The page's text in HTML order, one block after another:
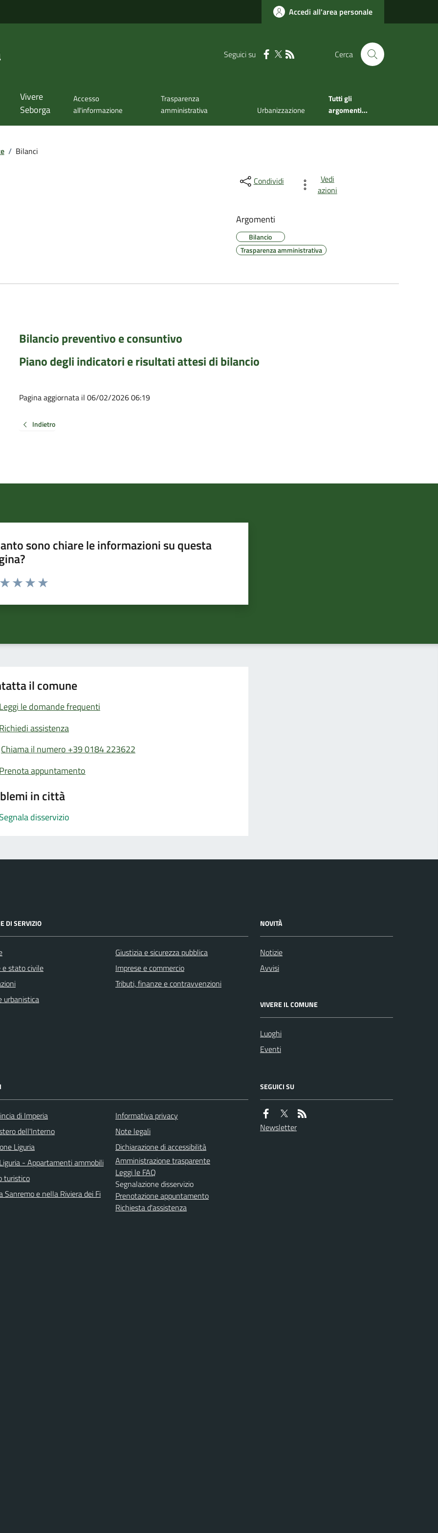
Accedi all'area personale
Seguici su Cerca
Vivere
Seborga
Accesso
all'informazione
Trasparenza
amministrativa
Urbanizzazione
Tutti gli
argomenti...
/ Bilanci
Condividi
Vedi
azioni
Argomenti
Bilancio
Trasparenza amministrativa
Bilancio preventivo e consuntivo
Piano degli indicatori e risultati attesi di bilancio
Pagina aggiornata il 06/02/2026 06:19
Indietro
sono chiare le informazioni su questa
da 1 a 5 stelle la pagina
il comune
Leggi le domande frequenti
Richiedi assistenza
Chiama il numero +39 0184 223622
Prenota appuntamento
in città
Segnala disservizio
DI SERVIZIO
e stato civile
urbanistica
Giustizia e sicurezza pubblica
Imprese e commercio
Tributi, finanze e contravvenzioni
NOVITÀ
Notizie
Avvisi
VIVERE IL COMUNE
Luoghi
Eventi
di Imperia
dell'Interno
Liguria
- Appartamenti ammobili
turistico
Sanremo e nella Riviera dei Fi
Informativa privacy
Note legali
Dichiarazione di accessibilità
Amministrazione trasparente
Leggi le FAQ
Segnalazione disservizio
Prenotazione appuntamento
Richiesta d'assistenza
SEGUICI SU
Newsletter